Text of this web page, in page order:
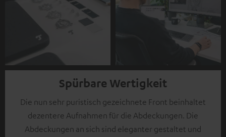
Spürbare Wertigkeit
Die nun sehr puristisch gezeichnete Front beinhaltet
dezentere Aufnahmen für die Abdeckungen. Die
Abdeckungen an sich sind eleganter gestaltet und